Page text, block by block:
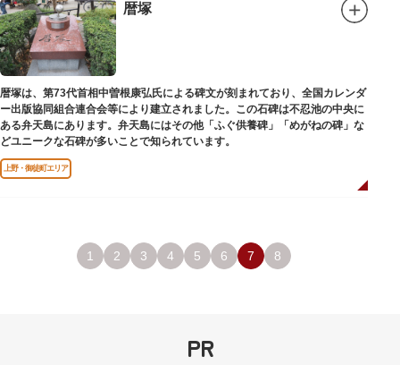
暦塚
暦塚は、第73代首相中曽根康弘氏による碑文が刻まれており、全国カレンダ
ー出版協同組合連合会等により建立されました。この石碑は不忍池の中央に
ある弁天島にあります。弁天島にはその他「ふぐ供養碑」「めがねの碑」な
どユニークな石碑が多いことで知られています。
上野・御徒町エリア
1 2 3 4 5 6 7 8
PR